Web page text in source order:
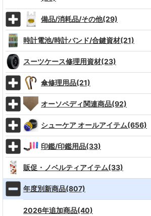
備品/消耗品/その他(29)
時計電池/時計バンド/合鍵資材(21)
スーツケース修理用資材(23)
傘修理用品(21)
オーソペディ関連商品(92)
シューケア オールアイテム(656)
印鑑/印鑑用品(33)
販促・ノベルティアイテム(33)
年度別新商品(807)
2026年追加商品(40)